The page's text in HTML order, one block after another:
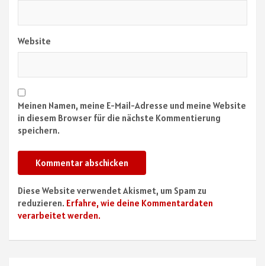
Website
Meinen Namen, meine E-Mail-Adresse und meine Website
in diesem Browser für die nächste Kommentierung
speichern.
Diese Website verwendet Akismet, um Spam zu
reduzieren. Erfahre, wie deine Kommentardaten
verarbeitet werden.